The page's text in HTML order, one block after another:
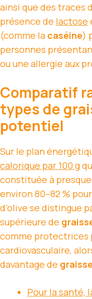
ainsi que des traces
présence de lactose
(comme la caséine)
personnes
ou une allergie aux
Comparatif
types de
potentiel
Sur le plan
calorique par 100 g
constituée à
environ 80–82 %
d’olive se distingue
supérieure de
comme protectrices
cardiovasculaire,
davantage de
Pour la santé,